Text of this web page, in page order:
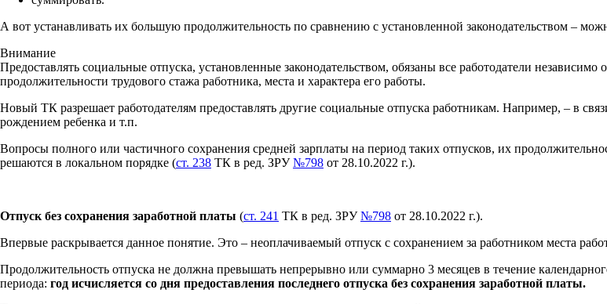
А вот устанавливать их большую продолжительность по сравнению с установленной законодательством –
Внимание
Предоставлять социальные отпуска, установленные законодательством, обязаны все работодатели
продолжительности трудового стажа работника, места и характера его работы.
Новый ТК разрешает работодателям предоставлять другие социальные отпуска работникам. Например, – в
рождением ребенка и т.п.
Вопросы полного или частичного сохранения средней зарплаты на период таких отпусков, их
решаются в локальном порядке (ст. 238 ТК в ред. ЗРУ№798 от 28.10.2022 г.).
Отпуск без сохранения заработной платы (ст. 241 ТК в ред. ЗРУ№798 от 28.10.2022 г.).
Впервые раскрывается данное понятие. Это – неоплачиваемый отпуск с сохранением за работником места
Продолжительность отпуска не должна превышать непрерывно или суммарно 3 месяцев в течение
периода: год исчисляется со дня предоставления последнего отпуска без сохранения заработной платы.